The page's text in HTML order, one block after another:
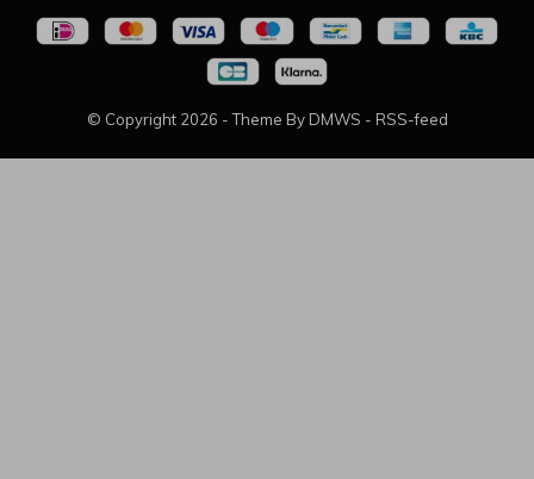
© Copyright 2026 - Theme By DMWS - RSS-feed